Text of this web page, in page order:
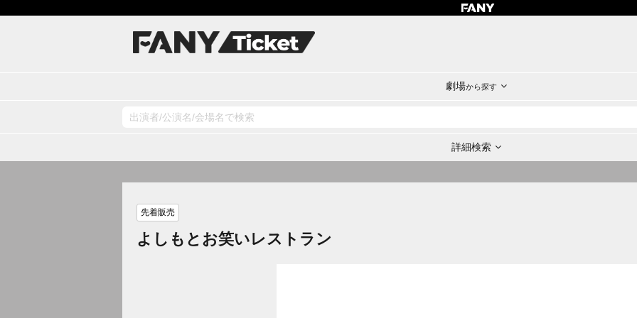
劇場から探す
詳細検索
先着販売
よしもとお笑いレストラン